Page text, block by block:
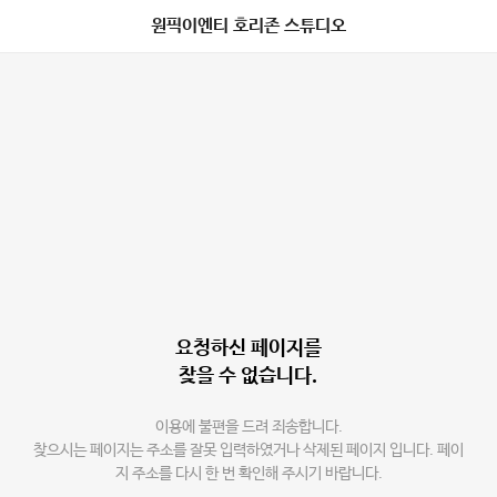
원픽이엔티 호리존 스튜디오
요청하신 페이지를
찾을 수 없습니다.
이용에 불편을 드려 죄송합니다.
찾으시는 페이지는 주소를 잘못 입력하였거나 삭제된 페이지 입니다. 페이
지 주소를 다시 한 번 확인해 주시기 바랍니다.